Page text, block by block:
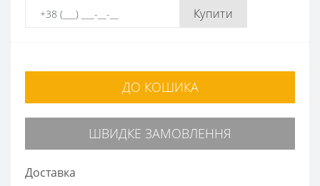
Купити
ДО КОШИКА
ШВИДКЕ ЗАМОВЛЕННЯ
Доставка